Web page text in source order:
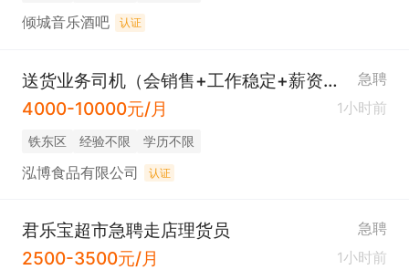
倾城音乐酒吧 认证
送货业务司机（会销售+工作稳定+薪资可观） 急聘
4000-10000元/月 1小时前
铁东区 经验不限 学历不限
泓博食品有限公司 认证
君乐宝超市急聘走店理货员 急聘
2500-3500元/月 1小时前